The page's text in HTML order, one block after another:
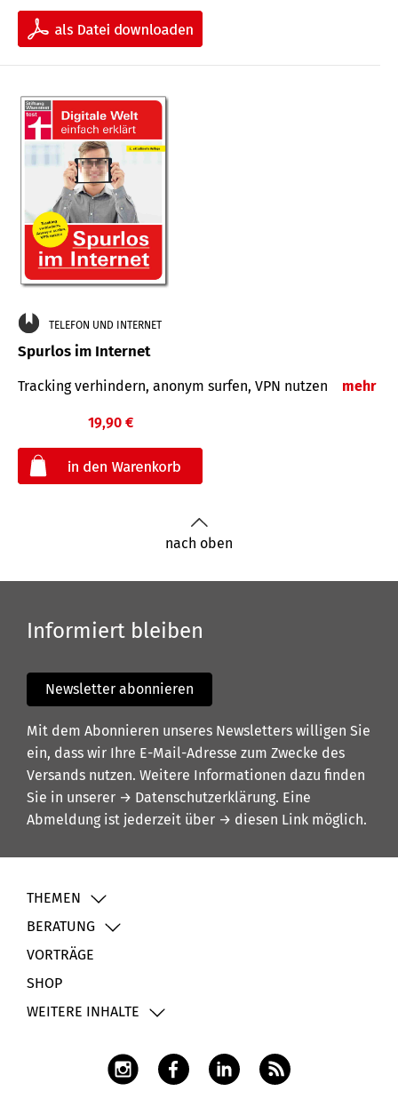
TELEFON UND INTERNET
Spurlos im Internet
Tracking verhindern, anonym surfen, VPN nutzen mehr
19,90 €
nach oben
Informiert bleiben
Newsletter abonnieren
Mit dem Abonnieren unseres Newsletters willigen Sie
ein, dass wir Ihre E-Mail-Adresse zum Zwecke des
Versands nutzen. Weitere Informationen dazu finden
Sie in unserer → Datenschutzerklärung. Eine
Abmeldung ist jederzeit über → diesen Link möglich.
THEMEN
BERATUNG
VORTRÄGE
SHOP
WEITERE INHALTE